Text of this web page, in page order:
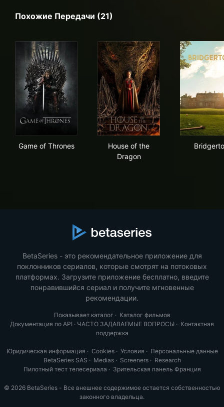
Похожие Передачи (21)
Game of Thrones
House of the
Dragon
BetaSeries - это рекомендательное приложение для
поклонников сериалов, которые смотрят на потоковых
платформах. Загрузите приложение бесплатно, введите
понравившийся сериал и получите мгновенные
рекомендации.
Показывает каталог · Каталог фильмов
Документация по API · ЧАСТО ЗАДАВАЕМЫЕ ВОПРОСЫ · Контактная
поддержка
Юридическая информация · Cookies· Условия · Персональные данные
BetaSeries SAS · Medias· Screeners· Research
Пилотный тест телесериала · Зрительская панель Франция
© 2026 BetaSeries - Все внешнее содержимое остается собственностью
законного владельца.